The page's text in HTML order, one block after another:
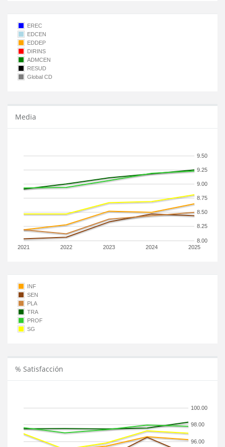
EREC
EDCEN
EDDEP
DIRINS
ADMCEN
RESUD
Global CD
Media
2021 2022 2023 2024 2025
8.00
8.25
8.50
8.75
9.00
9.25
9.50
INF
SEN
PLA
TRA
PROF
SG
% Satisfacción
96.00
98.00
100.00